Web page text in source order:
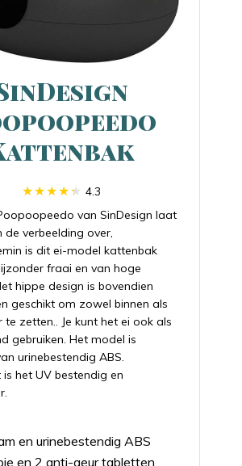
4.3
van SinDesign laat
de verbeelding over,
is dit ei-model kattenbak
fraai en van hoge
hippe design is bovendien
geschikt om zowel binnen als
te zetten.. Je kunt het ei ook als
gebruiken. Het model is
urinebestendig ABS.
het UV bestendig en
en urinebestendig ABS
en 2 anti-geur tabletten